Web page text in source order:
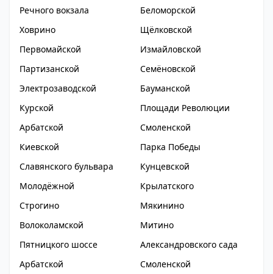
Речного вокзала
Беломорской
Ховрино
Щёлковской
Первомайской
Измайловской
Партизанской
Семёновской
Электрозаводской
Бауманской
Курской
Площади Революции
Арбатской
Смоленской
Киевской
Парка Победы
Славянского бульвара
Кунцевской
Молодёжной
Крылатского
Строгино
Мякинино
Волоколамской
Митино
Пятницкого шоссе
Александровского сада
Арбатской
Смоленской